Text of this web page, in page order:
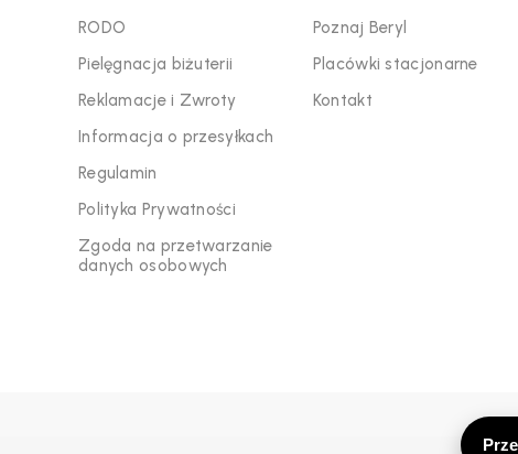
RODO
Pielęgnacja biżuterii
Reklamacje i Zwroty
Informacja o przesyłkach
Regulamin
Polityka Prywatności
Zgoda na przetwarzanie
danych osobowych
Poznaj Beryl
Placówki stacjonarne
Kontakt